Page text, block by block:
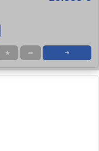
★ ➦ ➜